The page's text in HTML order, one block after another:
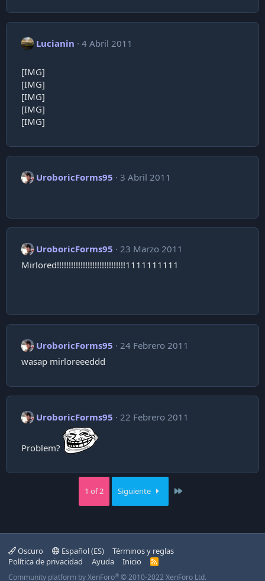
Lucianin 4 Abril 2011
[IMG]
[IMG]
[IMG]
[IMG]
[IMG]
UroboricForms95 3 Abril 2011
UroboricForms95
23 Marzo 2011
Mirlored!!!!!!!!!!!!!!!!!!!!!!!!!!!!!1111111111
UroboricForms95
24 Febrero 2011
wasap mirloreeeddd
UroboricForms95 22 Febrero 2011
Problem?
1 of 2 Siguiente
Oscuro Español (ES)
Términos y reglas
Política de privacidad
Ayuda Inicio
R
S
Community platform by XenForo® © 2010-2022 XenForo Ltd.